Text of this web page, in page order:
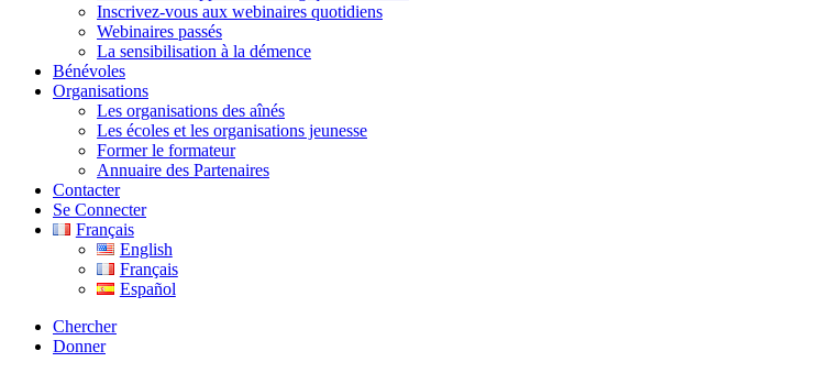
Inscrivez-vous aux webinaires quotidiens
Webinaires passés
La sensibilisation à la démence
Bénévoles
Organisations
Les organisations des aînés
Les écoles et les organisations jeunesse
Former le formateur
Annuaire des Partenaires
Contacter
Se Connecter
Français
English
Français
Español
Chercher
Donner